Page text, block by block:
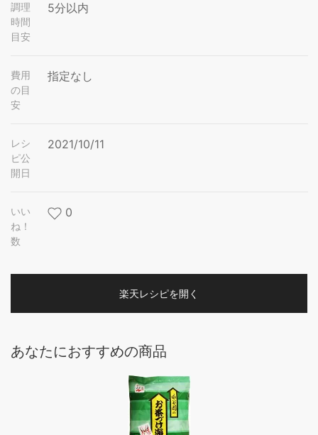
調理
時間
目安
5分以内
費用
の目
安
指定なし
レシ
ピ公
開日
2021/10/11
いい
ね！
数
0
楽天レシピを開く
あなたにおすすめの商品